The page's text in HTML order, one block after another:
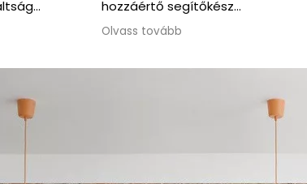
remekül használható, a
kommunikáció végig
korrekt és segítőkész volt.
Olvass tovább